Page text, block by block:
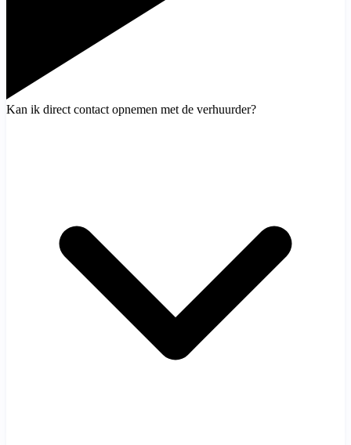
Kan ik direct contact opnemen met de verhuurder?